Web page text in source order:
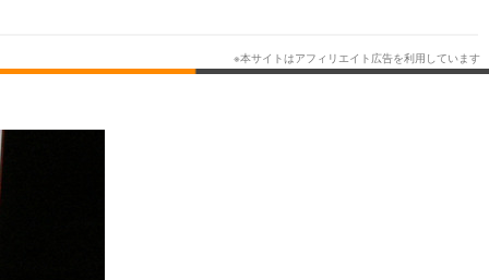
グルメ